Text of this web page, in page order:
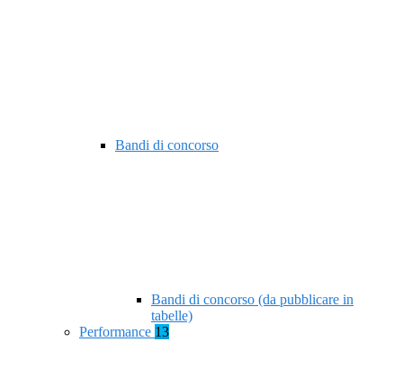
Bandi di concorso
Bandi di concorso (da pubblicare in
tabelle)
Performance 13